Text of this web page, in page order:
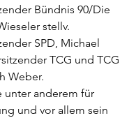
Bündnis 90/Die
stellv.
SPD, Michael
TCG und TCG
Weber.
unter anderem für
und vor allem sein